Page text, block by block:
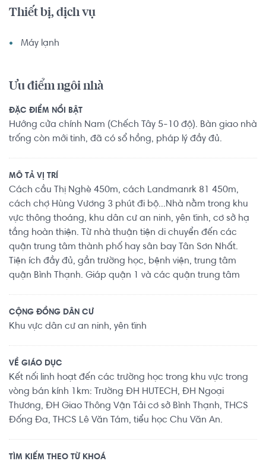
Thiết bị, dịch vụ
Máy lạnh
Ưu điểm ngôi nhà
ĐẶC ĐIỂM NỔI BẬT
Hướng cửa chính Nam (Chếch Tây 5-10 độ). Bàn giao nhà
trống còn mới tinh, đã có sổ hồng, pháp lý đầy đủ.
MÔ TẢ VỊ TRÍ
Cách cầu Thị Nghè 450m, cách Landmanrk 81 450m,
cách chợ Hùng Vương 3 phút đi bộ...Nhà nằm trong khu
vực thông thoáng, khu dân cư an ninh, yên tĩnh, cơ sở hạ
tầng hoàn thiện. Từ nhà thuận tiện di chuyển đến các
quận trung tâm thành phố hay sân bay Tân Sơn Nhất.
Tiện ích đầy đủ, gần trường học, bệnh viện, trung tâm
quận Bình Thạnh. Giáp quận 1 và các quận trung tâm
CỘNG ĐỒNG DÂN CƯ
Khu vực dân cư an ninh, yên tĩnh
VỀ GIÁO DỤC
Kết nối linh hoạt đến các trường học trong khu vực trong
vòng bán kính 1km: Trường ĐH HUTECH, ĐH Ngoại
Thương, ĐH Giao Thông Vận Tải cơ sở Bình Thạnh, THCS
Đống Đa, THCS Lê Văn Tám, tiểu học Chu Văn An.
TÌM KIẾM THEO TỪ KHOÁ